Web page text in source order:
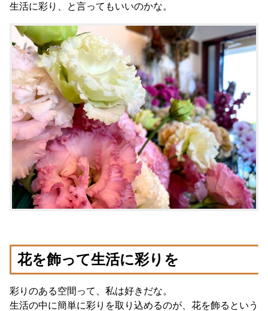
生活に彩り、と言ってもいいのかな。
花を飾って生活に彩りを
彩りのある空間って、私は好きだな。
生活の中に簡単に彩りを取り込めるのが、花を飾るという